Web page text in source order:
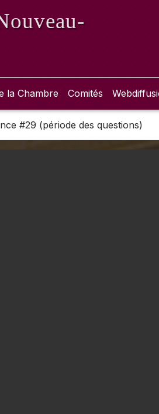
la Chambre Comités
#29 (période des questions)